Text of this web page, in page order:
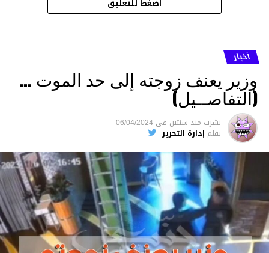
اضغط للتعليق
أخبار
وزير يعنف زوجته إلى حد الموت …
(التفاصــيل)
نشرت منذ سنتين فى 06/04/2024
بقلم إدارة التحرير